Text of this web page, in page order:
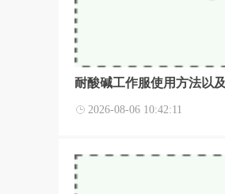
耐酸碱工作服使用方法以
2026-08-06 10:42:11